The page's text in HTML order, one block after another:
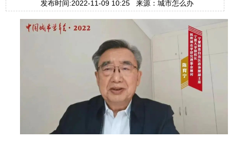
发布时间:2022-11-09 10:25 来源：城市怎么办